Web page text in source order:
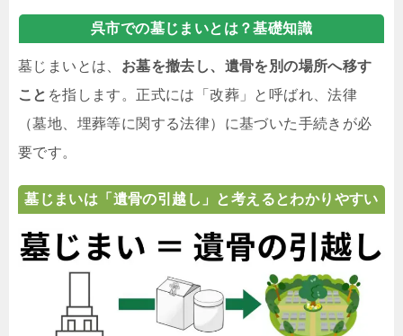
呉市での墓じまいとは？基礎知識
墓じまいとは、 お墓を撤去し、遺骨を別の場所へ移す
こと を指します。正式には「改葬」と呼ばれ、法律
（墓地、埋葬等に関する法律）に基づいた手続きが必
要です。
墓じまいは「遺骨の引越し」と考えるとわかりやすい